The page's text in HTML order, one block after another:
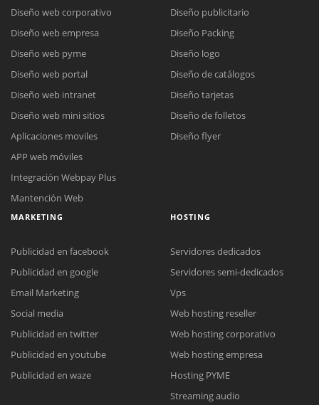
Reunión online
Meet para la reunión online.
Cotización
Chat Online
Todos nuestros ejecutivos están fuera de línea. Complete el formulario
Diseño web corporativo
Diseño web empresa
Diseño web pyme
Diseño web portal
Diseño web intranet
Diseño web mini sitios
Aplicaciones moviles
APP web móviles
Integración Webpay Plus
Mantención Web
Diseño publicitario
Diseño Packing
Diseño logo
Diseño de catálogos
Diseño tarjetas
Diseño de folletos
Diseño flyer
MARKETING
Publicidad en facebook
Publicidad en google
Email Marketing
Social media
Publicidad en twitter
Publicidad en youtube
Publicidad en waze
HOSTING
Servidores dedicados
Servidores semi-dedicados
Vps
Web hosting reseller
Web hosting corporativo
Web hosting empresa
Hosting PYME
Streaming audio